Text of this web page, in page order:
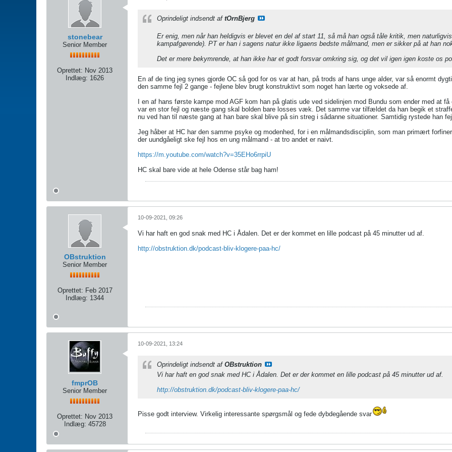
stonebear
Senior Member
Oprettet: Nov 2013
Indlæg: 1626
Oprindeligt indsendt af tOrnBjerg
Er enig, men når han heldigvis er blevet en del af start 11, så må han også tåle kritik, men
kampafgørende). PT er han i sagens natur ikke ligaens bedste målmand, men er sikker på at han
Det er mere bekymrende, at han ikke har et godt forsvar omkring sig, og det vil igen igen koste os
En af de ting jeg synes gjorde OC så god for os var at han, på trods af hans unge alder, var så enormt
den samme fejl 2 gange - fejlene blev brugt konstruktivt som noget han lærte og voksede af.
I en af hans første kampe mod AGF kom han på glatis ude ved sidelinjen mod Bundu som ender med at
var en stor fejl og næste gang skal bolden bare losses væk. Det samme var tilfældet da han begik et
nu ved han til næste gang at han bare skal blive på sin streg i sådanne situationer. Samtidig rystede han
Jeg håber at HC har den samme psyke og modenhed, for i en målmandsdisciplin, som man primært
der uundgåeligt ske fejl hos en ung målmand - at tro andet er naivt.
https://m.youtube.com/watch?v=35EHo6rrpiU
HC skal bare vide at hele Odense står bag ham!
OBstruktion
Senior Member
Oprettet: Feb 2017
Indlæg: 1344
10-09-2021, 09:26
Vi har haft en god snak med HC i Ådalen. Det er der kommet en lille podcast på 45 minutter ud af.
http://obstruktion.dk/podcast-bliv-klogere-paa-hc/
fmprOB
Senior Member
Oprettet: Nov 2013
Indlæg: 45728
10-09-2021, 13:24
Oprindeligt indsendt af OBstruktion
Vi har haft en god snak med HC i Ådalen. Det er der kommet en lille podcast på 45 minutter ud af.
http://obstruktion.dk/podcast-bliv-klogere-paa-hc/
Pisse godt interview. Virkelig interessante spørgsmål og fede dybdegående svar